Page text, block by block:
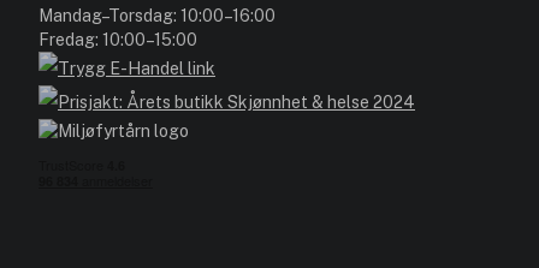
Mandag–Torsdag: 10:00–16:00
Fredag: 10:00–15:00